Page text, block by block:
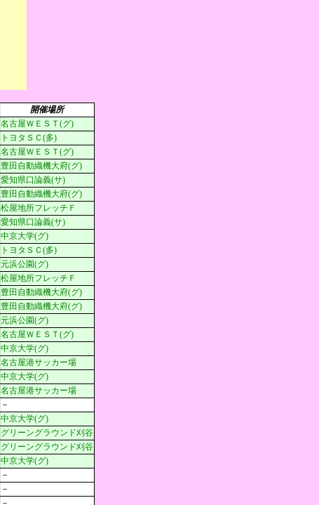
開催場所
名古屋ＷＥＳＴ(グ)
トヨタＳＣ(多)
名古屋ＷＥＳＴ(グ)
豊田自動織機大府(グ)
愛知県口論義(サ)
豊田自動織機大府(グ)
松屋地所フレッチＦ
愛知県口論義(サ)
中京大学(グ)
トヨタＳＣ(多)
元浜公園(グ)
松屋地所フレッチＦ
豊田自動織機大府(グ)
豊田自動織機大府(グ)
元浜公園(グ)
名古屋ＷＥＳＴ(グ)
中京大学(グ)
名古屋港サッカー場
中京大学(グ)
名古屋港サッカー場
－
中京大学(グ)
グリーングラウンド刈谷
グリーングラウンド刈谷
中京大学(グ)
－
－
－